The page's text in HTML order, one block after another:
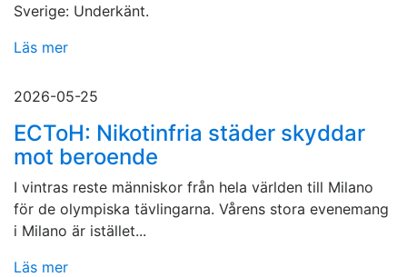
Sverige: Underkänt.
Läs mer
2026-05-25
ECToH: Nikotinfria städer skyddar
mot beroende
I vintras reste människor från hela världen till Milano
för de olympiska tävlingarna. Vårens stora evenemang
i Milano är istället...
Läs mer